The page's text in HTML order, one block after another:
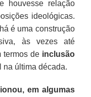
houvesse relação
ideológicas.
é uma construção
às vezes até
termos de inclusão
na última década.
em algumas